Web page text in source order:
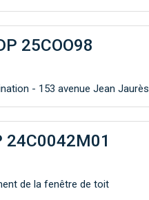
25COO98
- 153 avenue Jean Jaurès
24C0042M01
de la fenêtre de toit